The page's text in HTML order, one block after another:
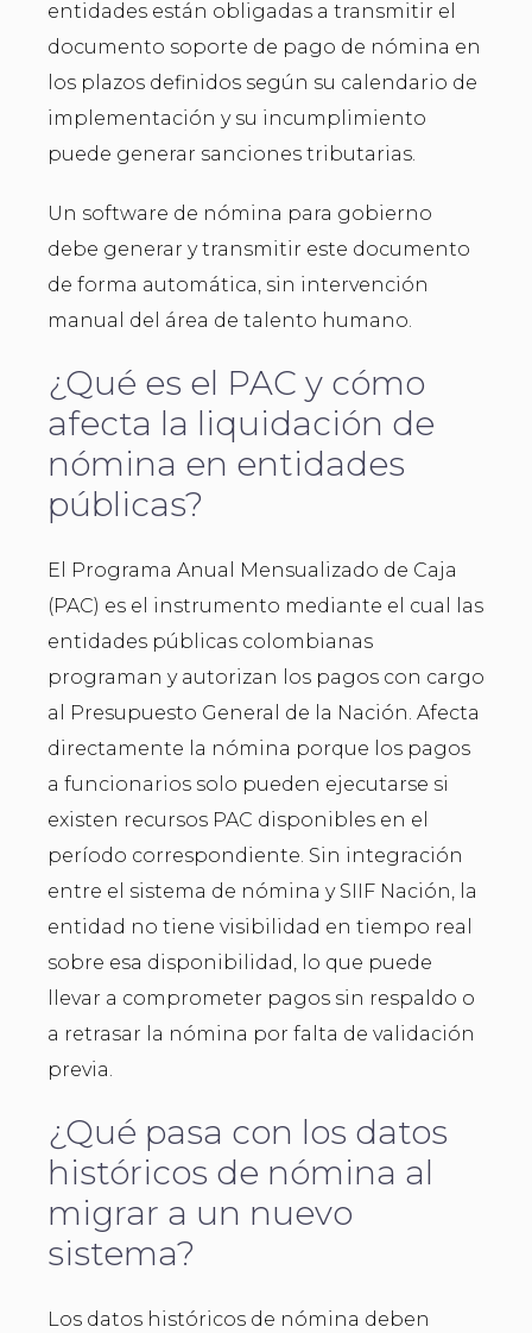
entidades están obligadas a transmitir el
documento soporte de pago de nómina en
los plazos definidos según su calendario de
implementación y su incumplimiento
puede generar sanciones tributarias.
Un software de nómina para gobierno
debe generar y transmitir este documento
de forma automática, sin intervención
manual del área de talento humano.
¿Qué es el PAC y cómo
afecta la liquidación de
nómina en entidades
públicas?
El Programa Anual Mensualizado de Caja
(PAC) es el instrumento mediante el cual las
entidades públicas colombianas
programan y autorizan los pagos con cargo
al Presupuesto General de la Nación. Afecta
directamente la nómina porque los pagos
a funcionarios solo pueden ejecutarse si
existen recursos PAC disponibles en el
período correspondiente. Sin integración
entre el sistema de nómina y SIIF Nación, la
entidad no tiene visibilidad en tiempo real
sobre esa disponibilidad, lo que puede
llevar a comprometer pagos sin respaldo o
a retrasar la nómina por falta de validación
previa.
¿Qué pasa con los datos
históricos de nómina al
migrar a un nuevo
sistema?
Los datos históricos de nómina deben